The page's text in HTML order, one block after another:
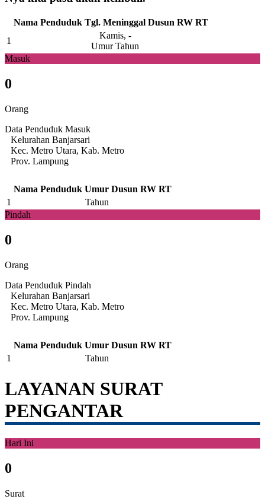
Nama Penduduk Tgl. Meninggal Dusun RW RT
1
Kamis, -
Umur Tahun
Masuk
0
Orang
Data Penduduk Masuk
Kelurahan Banjarsari
Kec. Metro Utara, Kab. Metro
Prov. Lampung
Nama Penduduk Umur Dusun RW RT
1
Tahun
Pindah
0
Orang
Data Penduduk Pindah
Kelurahan Banjarsari
Kec. Metro Utara, Kab. Metro
Prov. Lampung
Nama Penduduk Umur Dusun RW RT
1
Tahun
LAYANAN SURAT
PENGANTAR
Hari Ini
0
Surat